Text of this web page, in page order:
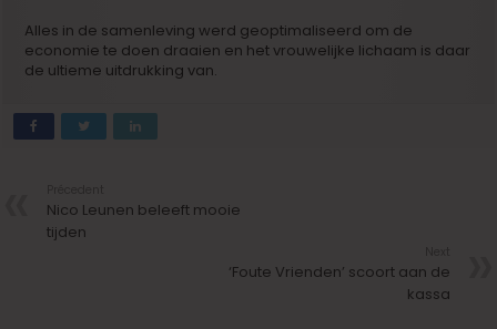
Alles in de samenleving werd geoptimaliseerd om de
economie te doen draaien en het vrouwelijke lichaam is daar
de ultieme uitdrukking van.
Nico Leunen beleeft mooie
tijden
‘Foute Vrienden’ scoort aan de
kassa